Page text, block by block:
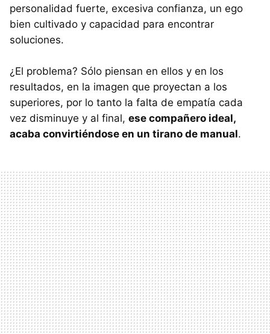
personalidad fuerte, excesiva confianza, un ego
bien cultivado y capacidad para encontrar
soluciones.
¿El problema? Sólo piensan en ellos y en los
resultados, en la imagen que proyectan a los
superiores, por lo tanto la falta de empatía cada
vez disminuye y al final, ese compañero ideal,
acaba convirtiéndose en un tirano de manual.